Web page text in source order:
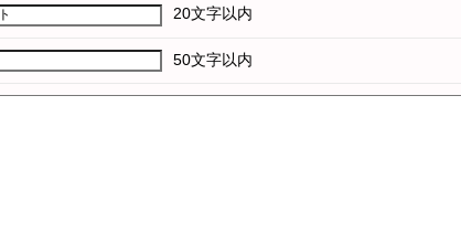
20文字以内
50文字以内